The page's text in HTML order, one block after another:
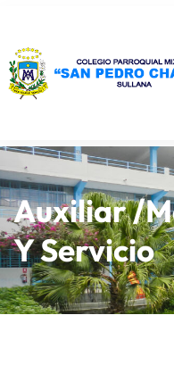
Auxiliar /
Y Servicio